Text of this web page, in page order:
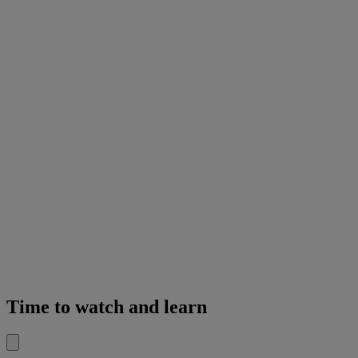
Time to watch and learn